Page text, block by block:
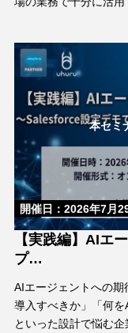
ータを適切に管理し
せん。 本セミナーで
バナンスを基盤に、
みや、現場でデータ
開催日：2026年7月
本セミ
【実践編】AIエ
プ
～Salesforce設
がるAI活用設計～
AIエージェントへの
導入すべきか」「何を
といった設計で悩む